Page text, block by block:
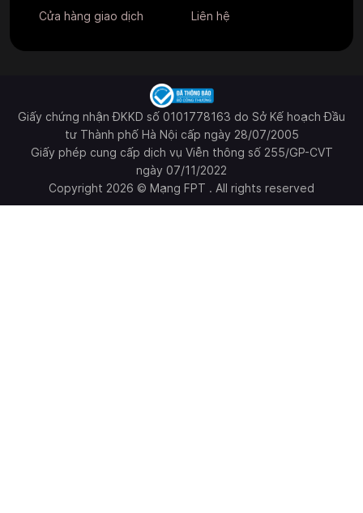
Cửa hàng giao dịch
Liên hệ
Giấy chứng nhận ĐKKD số 0101778163 do Sở Kế hoạch Đầu
tư Thành phố Hà Nội cấp ngày 28/07/2005
Giấy phép cung cấp dịch vụ Viễn thông số 255/GP-CVT
ngày 07/11/2022
Copyright 2026 © Mạng FPT . All rights reserved